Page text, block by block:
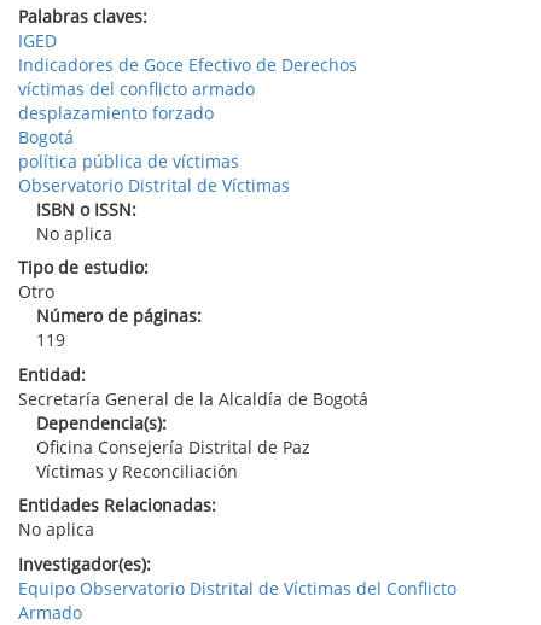
Palabras claves:
IGED
Indicadores de Goce Efectivo de Derechos
víctimas del conflicto armado
desplazamiento forzado
Bogotá
política pública de víctimas
Observatorio Distrital de Víctimas
ISBN o ISSN:
No aplica
Tipo de estudio:
Otro
Número de páginas:
119
Entidad:
Secretaría General de la Alcaldía de Bogotá
Dependencia(s):
Oficina Consejería Distrital de Paz
Víctimas y Reconciliación
Entidades Relacionadas:
No aplica
Investigador(es):
Equipo Observatorio Distrital de Víctimas del Conflicto
Armado